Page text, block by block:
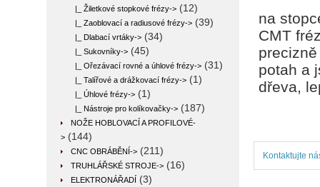
|_ Žiletkové stopkové frézy-> (12)
|_ Zaoblovací a radiusové frézy-> (39)
|_ Dlabací vrtáky-> (34)
|_ Sukovníky-> (45)
|_ Ořezávací rovné a úhlové frézy-> (31)
|_ Talířové a drážkovací frézy-> (1)
|_ Úhlové frézy-> (1)
|_ Nástroje pro kolíkovačky-> (187)
NOŽE HOBLOVACÍ A PROFILOVÉ-
> (144)
CNC OBRÁBĚNÍ-> (211)
TRUHLÁŘSKÉ STROJE-> (16)
ELEKTRONÁŘADÍ (3)
na
CMT
potah a
dřeva,
Kontaktujte